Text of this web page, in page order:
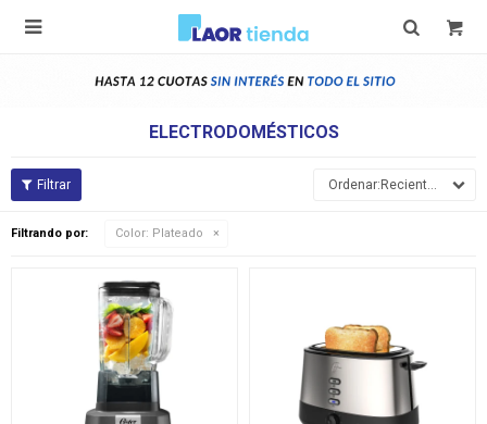

ELECTRODOMÉSTICOS
Recientes
Filtrando por: Color: Plateado